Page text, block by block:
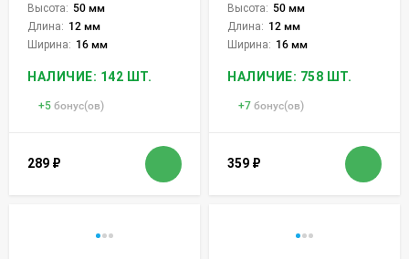
Высота: 50 мм
Длина: 12 мм
Ширина: 16 мм
НАЛИЧИЕ: 142 ШТ.
+5 бонус(ов)
289 ₽
Высота: 50 мм
Длина: 12 мм
Ширина: 16 мм
НАЛИЧИЕ: 758 ШТ.
+7 бонус(ов)
359 ₽